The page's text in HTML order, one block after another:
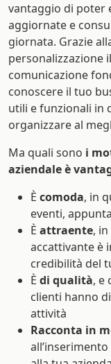
vantaggio di poter
aggiornate e
giornata. Grazie
personalizzazione
comunicazione
conoscere il tuo
utili e funzionali in
organizzare al
Ma quali sono i
aziendale è
È comoda, in
eventi,
È attraente,
accattivante è
credibilità del
È di qualità, e
clienti hanno
attività
Racconta in